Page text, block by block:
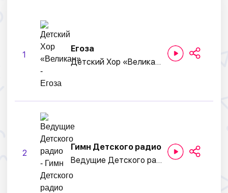
1
Егоза
Детский Хор «Великан»
2
Гимн Детского радио
Ведущие Детского радио